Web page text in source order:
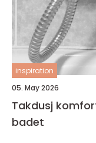
inspiration
05. May 2026
Takdusj komfort, design og smarte valg på
badet